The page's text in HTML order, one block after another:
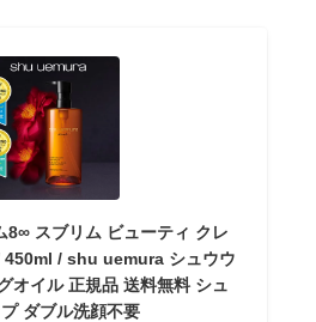
8∞ スブリム ビューティ クレ
450ml / shu uemura シュウウ
オイル 正規品 送料無料 シュ
ダブル洗顔不要